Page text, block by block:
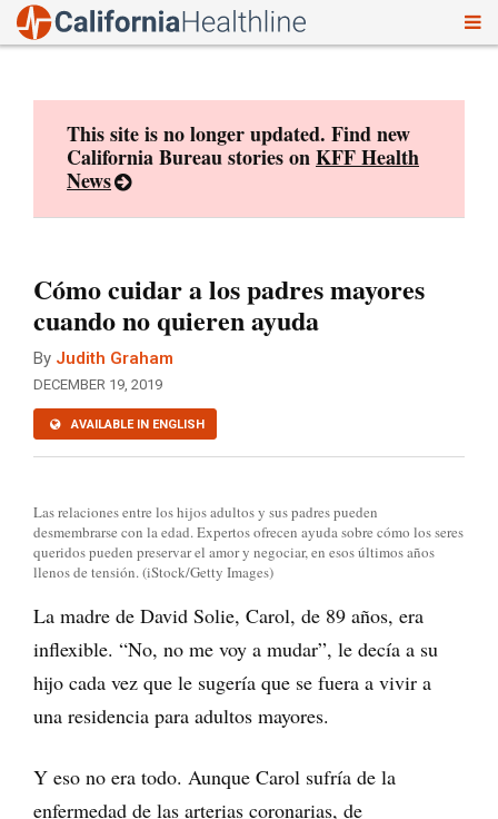
This site is no longer updated. Find new
California Bureau stories onKFF Health
News
Cómo cuidar a los padres mayores
cuando no quieren ayuda
By Judith Graham
DECEMBER 19, 2019
AVAILABLE IN ENGLISH
Las relaciones entre los hijos adultos y sus padres pueden
desmembrarse con la edad. Expertos ofrecen ayuda sobre cómo los seres
queridos pueden preservar el amor y negociar, en esos últimos años
llenos de tensión. (iStock/Getty Images)
La madre de David Solie, Carol, de 89 años, era
inflexible. “No, no me voy a mudar”, le decía a su
hijo cada vez que le sugería que se fuera a vivir a
una residencia para adultos mayores.
Y eso no era todo. Aunque Carol sufría de la
enfermedad de las arterias coronarias, de